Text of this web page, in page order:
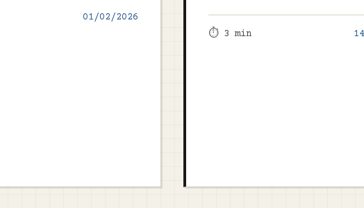
01/02/2026
⏱️ 3 min